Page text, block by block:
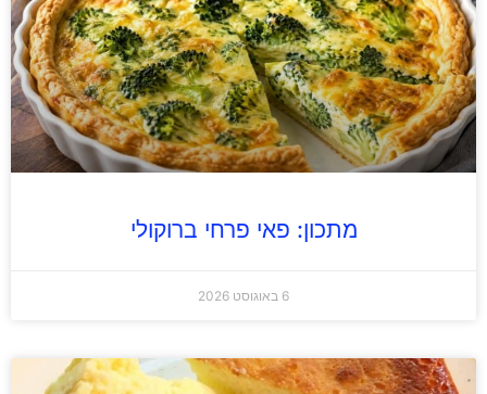
מתכון: פאי פרחי ברוקולי
6 באוגוסט 2026